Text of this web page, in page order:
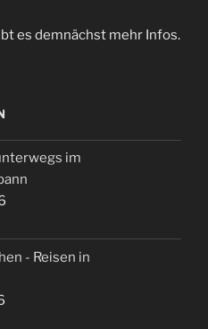
es demnächst mehr Infos.
im
- Reisen in